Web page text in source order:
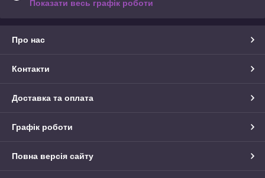
Показати весь графік роботи
Про нас
Контакти
Доставка та оплата
Графік роботи
Повна версія сайту